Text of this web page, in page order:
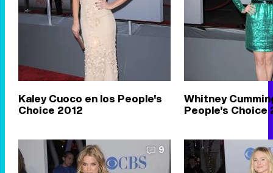
Kaley Cuoco en los People's
Choice 2012
Whitney
People's Choice
9